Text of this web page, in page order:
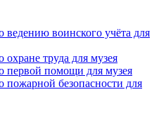
ведению воинского учёта для
труда для музея
первой помощи для музея
пожарной безопасности для